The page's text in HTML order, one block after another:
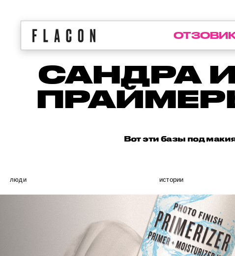
САНДРА
Вот эти базы под
люди истории